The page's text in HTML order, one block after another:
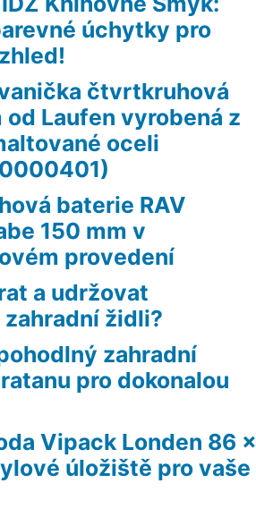
úchytky pro
čtvrtkruhová
Laufen vyrobená z
oceli
baterie RAV
150 mm v
provedení
a udržovat
židli?
zahradní
pro dokonalou
Vipack Londen 86 x
úložiště pro vaše